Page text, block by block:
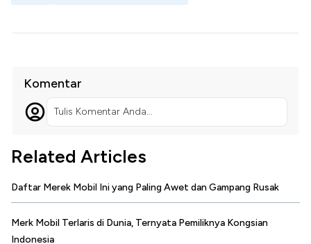
Komentar
Tulis Komentar Anda...
Related Articles
Daftar Merek Mobil Ini yang Paling Awet dan Gampang Rusak
Merk Mobil Terlaris di Dunia, Ternyata Pemiliknya Kongsian
Indonesia